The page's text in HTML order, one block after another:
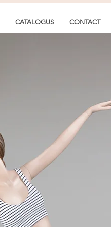
CATALOGUS CONTACT